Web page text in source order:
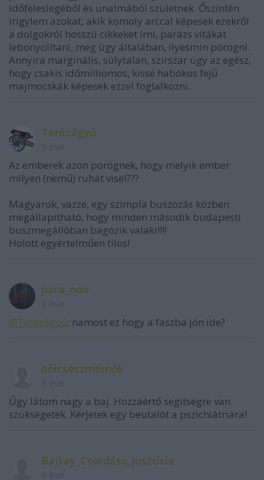
időfeleslegéből és unalmából születnek. Őszintén
irigylem azokat, akik komoly arccal képesek ezekről
a dolgokról hosszú cikkeket írni, parázs vitákat
lebonyolítani, meg úgy általában, ilyesmin pörögni.
Annyira marginális, súlytalan, szirszar ügy az egész,
hogy csakis időmilliomos, kissé habókos fejű
majmocskák képesek ezzel foglalkozni.
Terézágyú
Az emberek azon pörögnek, hogy melyik ember
milyen (nemű) ruhát visel???
Magyarok, vazze, egy szimpla buszozás közben
megállapítható, hogy minden második budapesti
buszmegállóban bagózik valaki!!!!
Holott egyértelműen tilos!
para_noir
@Terézágyú: namost ez hogy a faszba jön ide?
bölcsészmérnök
Úgy látom nagy a baj. Hozzáértő segítségre van
szükségetek. Kérjetek egy beutalót a pszichiátriára!
Bajtay_Csordáss_Jusztícia